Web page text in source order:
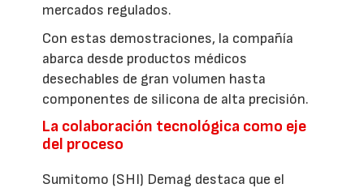
mercados regulados.
Con estas demostraciones, la compañía
abarca desde productos médicos
desechables de gran volumen hasta
componentes de silicona de alta precisión.
La colaboración tecnológica como eje
del proceso
Sumitomo (SHI) Demag destaca que el